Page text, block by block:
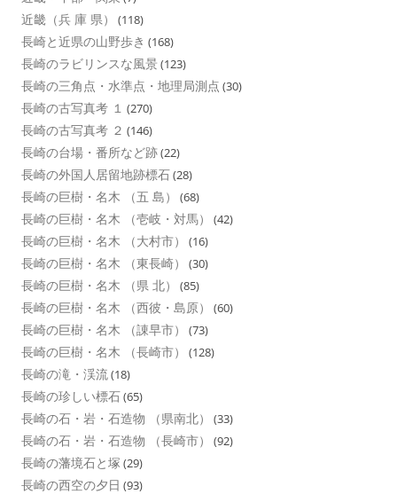
近畿（兵 庫 県） (118)
長崎と近県の山野歩き (168)
長崎のラビリンスな風景 (123)
長崎の三角点・水準点・地理局測点 (30)
長崎の古写真考 １ (270)
長崎の古写真考 ２ (146)
長崎の台場・番所など跡(22)
長崎の外国人居留地跡標石(28)
長崎の巨樹・名木 （五 島） (68)
長崎の巨樹・名木 （壱岐・対馬） (42)
長崎の巨樹・名木 （大村市） (16)
長崎の巨樹・名木 （東長崎） (30)
長崎の巨樹・名木 （県 北） (85)
長崎の巨樹・名木 （西彼・島原） (60)
長崎の巨樹・名木 （諌早市） (73)
長崎の巨樹・名木 （長崎市） (128)
長崎の滝・渓流(18)
長崎の珍しい標石(65)
長崎の石・岩・石造物 （県南北） (33)
長崎の石・岩・石造物 （長崎市） (92)
長崎の藩境石と塚 (29)
長崎の西空の夕日 (93)